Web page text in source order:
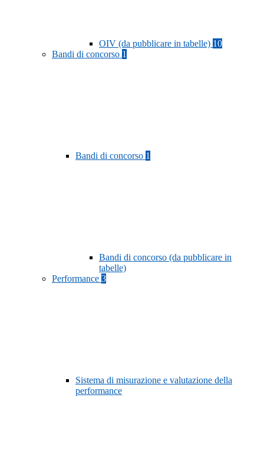
OIV (da pubblicare in tabelle) 10
Bandi di concorso 1
Bandi di concorso 1
Bandi di concorso (da pubblicare in
tabelle)
Performance 3
Sistema di misurazione e valutazione della
performance